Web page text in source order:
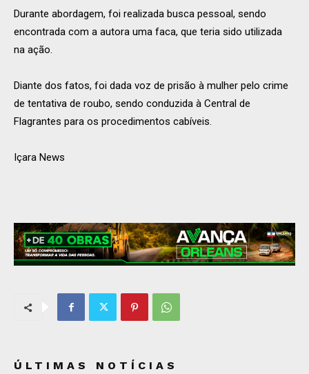
Durante abordagem, foi realizada busca pessoal, sendo
encontrada com a autora uma faca, que teria sido utilizada
na ação.
Diante dos fatos, foi dada voz de prisão à mulher pelo crime
de tentativa de roubo, sendo conduzida à Central de
Flagrantes para os procedimentos cabíveis.
Içara News
ÚLTIMAS NOTÍCIAS